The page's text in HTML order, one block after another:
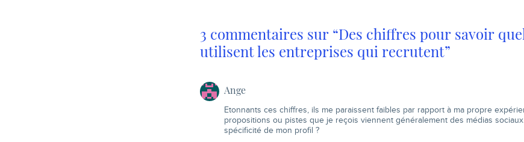
3 commentaires sur “Des chiffres pour savoir
utilisent les entreprises qui recrutent”
Ange
Etonnants ces chiffres, ils me paraissent faibles par rapport à ma propre
propositions ou pistes que je reçois viennent généralement des médias
spécificité de mon profil ?